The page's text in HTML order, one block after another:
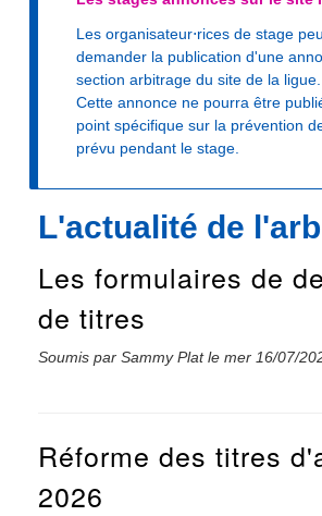
Les organisateur⋅rices de stage
demander la publication d'une
section arbitrage du site de la ligue.
Cette annonce ne pourra être
point spécifique sur la prévention
prévu pendant le stage.
L'actualité de
Les formulaires de
de titres
Soumis par Sammy Platle mer 16/07/
Réforme des titres
2026